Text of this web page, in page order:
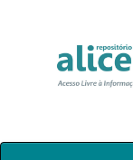
Skip